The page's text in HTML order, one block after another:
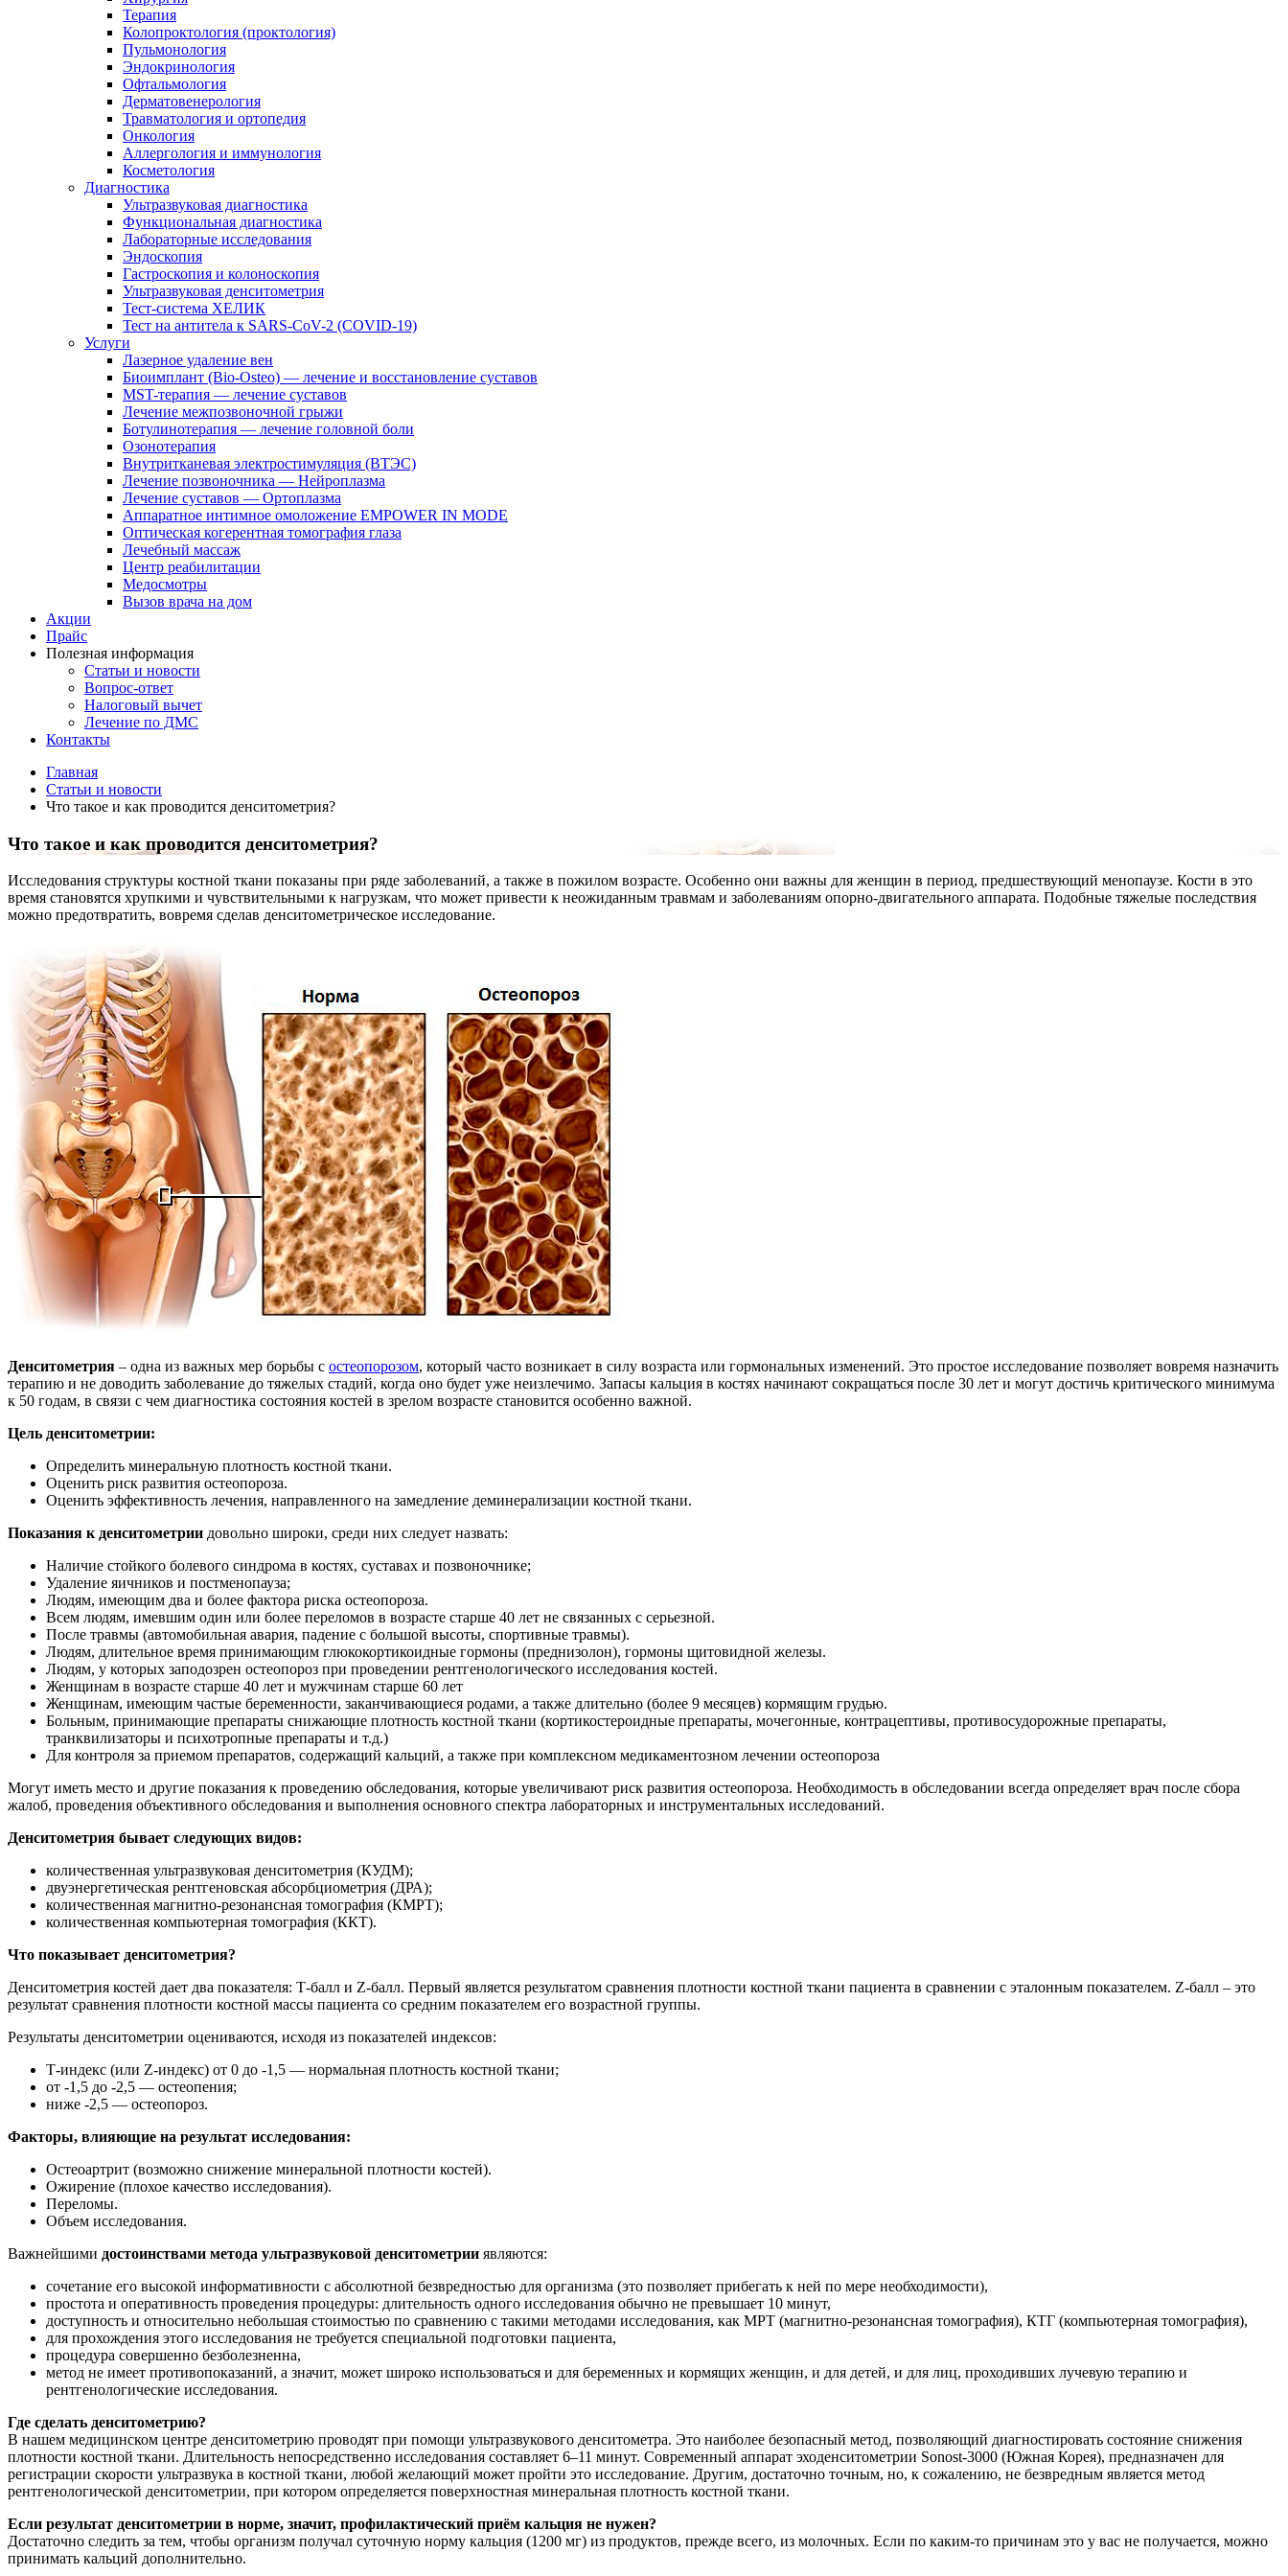
Терапия
Колопроктология (проктология)
Пульмонология
Эндокринология
Офтальмология
Дерматовенерология
Травматология и ортопедия
Онкология
Аллергология и иммунология
Косметология
Диагностика
Ультразвуковая диагностика
Функциональная диагностика
Лабораторные исследования
Эндоскопия
Гастроскопия и колоноскопия
Ультразвуковая денситометрия
Тест-система ХЕЛИК
Тест на антитела к SARS-CoV-2 (COVID-19)
Услуги
Лазерное удаление вен
Биоимплант (Bio-Osteo) — лечение и восстановление суставов
MST-терапия — лечение суставов
Лечение межпозвоночной грыжи
Ботулинотерапия — лечение головной боли
Озонотерапия
Внутритканевая электростимуляция (ВТЭС)
Лечение позвоночника — Нейроплазма
Лечение суставов — Ортоплазма
Аппаратное интимное омоложение EMPOWER IN MODE
Оптическая когерентная томография глаза
Лечебный массаж
Центр реабилитации
Медосмотры
Вызов врача на дом
Акции
Прайс
Полезная информация
Статьи и новости
Вопрос-ответ
Налоговый вычет
Лечение по ДМС
Контакты
Главная
Статьи и новости
Что такое и как проводится денситометрия?
Что такое и как проводится денситометрия?
Исследования структуры костной ткани показаны при ряде заболеваний, а также в пожилом возрасте. Особенно они важны для женщин в период, предшествующий менопаузе. Кости в это
время становятся хрупкими и чувствительными к нагрузкам, что может привести к неожиданным травмам и заболеваниям опорно-двигательного аппарата. Подобные тяжелые последствия
можно предотвратить, вовремя сделав денситометрическое исследование.
Денситометрия – одна из важных мер борьбы с остеопорозом, который часто возникает в силу возраста или гормональных изменений. Это простое исследование позволяет вовремя назначить
терапию и не доводить заболевание до тяжелых стадий, когда оно будет уже неизлечимо. Запасы кальция в костях начинают сокращаться после 30 лет и могут достичь критического минимума
к 50 годам, в связи с чем диагностика состояния костей в зрелом возрасте становится особенно важной.
Цель денситометрии:
Определить минеральную плотность костной ткани.
Оценить риск развития остеопороза.
Оценить эффективность лечения, направленного на замедление деминерализации костной ткани.
Показания к денситометрии довольно широки, среди них следует назвать:
Наличие стойкого болевого синдрома в костях, суставах и позвоночнике;
Удаление яичников и постменопауза;
Людям, имеющим два и более фактора риска остеопороза.
Всем людям, имевшим один или более переломов в возрасте старше 40 лет не связанных с серьезной.
После травмы (автомобильная авария, падение с большой высоты, спортивные травмы).
Людям, длительное время принимающим глюкокортикоидные гормоны (преднизолон), гормоны щитовидной железы.
Людям, у которых заподозрен остеопороз при проведении рентгенологического исследования костей.
Женщинам в возрасте старше 40 лет и мужчинам старше 60 лет
Женщинам, имеющим частые беременности, заканчивающиеся родами, а также длительно (более 9 месяцев) кормящим грудью.
Больным, принимающие препараты снижающие плотность костной ткани (кортикостероидные препараты, мочегонные, контрацептивы, противосудорожные препараты,
транквилизаторы и психотропные препараты и т.д.)
Для контроля за приемом препаратов, содержащий кальций, а также при комплексном медикаментозном лечении остеопороза
Могут иметь место и другие показания к проведению обследования, которые увеличивают риск развития остеопороза. Необходимость в обследовании всегда определяет врач после сбора
жалоб, проведения объективного обследования и выполнения основного спектра лабораторных и инструментальных исследований.
Денситометрия бывает следующих видов:
количественная ультразвуковая денситометрия (КУДМ);
двуэнергетическая рентгеновская абсорбциометрия (ДРА);
количественная магнитно-резонансная томография (КМРТ);
количественная компьютерная томография (ККТ).
Что показывает денситометрия?
Денситометрия костей дает два показателя: Т-балл и Z-балл. Первый является результатом сравнения плотности костной ткани пациента в сравнении с эталонным показателем. Z-балл – это
результат сравнения плотности костной массы пациента со средним показателем его возрастной группы.
Результаты денситометрии оцениваются, исходя из показателей индексов:
Т-индекс (или Z-индекс) от 0 до -1,5 — нормальная плотность костной ткани;
от -1,5 до -2,5 — остеопения;
ниже -2,5 — остеопороз.
Факторы, влияющие на результат исследования:
Остеоартрит (возможно снижение минеральной плотности костей).
Ожирение (плохое качество исследования).
Переломы.
Объем исследования.
Важнейшими достоинствами метода ультразвуковой денситометрии являются:
сочетание его высокой информативности с абсолютной безвредностью для организма (это позволяет прибегать к ней по мере необходимости),
простота и оперативность проведения процедуры: длительность одного исследования обычно не превышает 10 минут,
доступность и относительно небольшая стоимостью по сравнению с такими методами исследования, как МРТ (магнитно-резонансная томография), КТГ (компьютерная томография),
для прохождения этого исследования не требуется специальной подготовки пациента,
процедура совершенно безболезненна,
метод не имеет противопоказаний, а значит, может широко использоваться и для беременных и кормящих женщин, и для детей, и для лиц, проходивших лучевую терапию и
рентгенологические исследования.
Где сделать денситометрию?
В нашем медицинском центре денситометрию проводят при помощи ультразвукового денситометра. Это наиболее безопасный метод, позволяющий диагностировать состояние снижения
плотности костной ткани. Длительность непосредственно исследования составляет 6–11 минут. Современный аппарат эходенситометрии Sonost-3000 (Южная Корея), предназначен для
регистрации скорости ультразвука в костной ткани, любой желающий может пройти это исследование. Другим, достаточно точным, но, к сожалению, не безвредным является метод
рентгенологической денситометрии, при котором определяется поверхностная минеральная плотность костной ткани.
Если результат денситометрии в норме, значит, профилактический приём кальция не нужен?
Достаточно следить за тем, чтобы организм получал суточную норму кальция (1200 мг) из продуктов, прежде всего, из молочных. Если по каким-то причинам это у вас не получается, можно
принимать кальций дополнительно.